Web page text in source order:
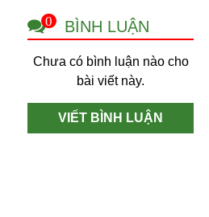
Quảng cáo
0 BÌNH LUẬN
Chưa có bình luận nào cho
bài viết này.
VIẾT BÌNH LUẬN